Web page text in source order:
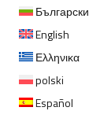
Български
English
Ελληνικα
polski
Español